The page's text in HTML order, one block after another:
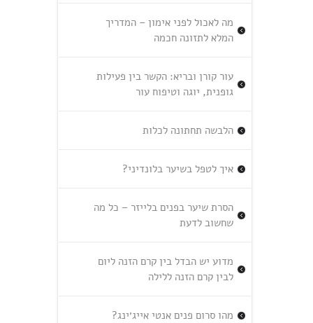
מה לאכול לפני אימון – המדריך
המלא לתזונה חכמה
עור קורן ובריא: הקשר בין פעילות
גופנית, יוגה וטיפוח עור
הלבשה תחתונה לכלות
איך לטפל בשיער בלונדיני?
הסרת שיער בפנים בלייזר – כל מה
שחשוב לדעת
מדוע יש הבדל בין קרם הזנה ליום
לבין קרם הזנה ללילה
מהו סרום פנים אנטי אייג׳ינג?